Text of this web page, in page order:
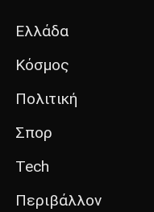
Ελλάδα
Κόσμος
Πολιτική
Σπορ
Tech
Περιβάλλον